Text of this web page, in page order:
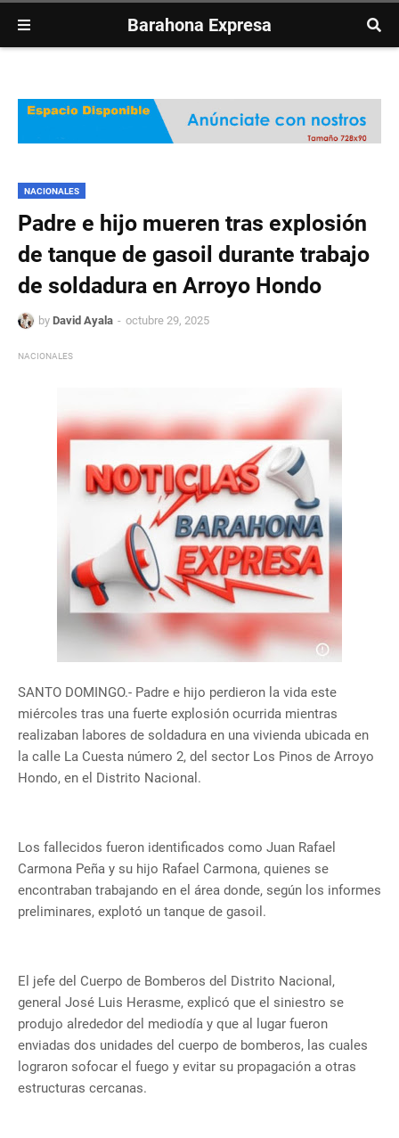
Barahona Expresa
NACIONALES
Padre e hijo mueren tras explosión
de tanque de gasoil durante trabajo
de soldadura en Arroyo Hondo
by David Ayala octubre 29, 2025
NACIONALES
SANTO DOMINGO.- Padre e hijo perdieron la vida este
miércoles tras una fuerte explosión ocurrida mientras
realizaban labores de soldadura en una vivienda ubicada en
la calle La Cuesta número 2, del sector Los Pinos de Arroyo
Hondo, en el Distrito Nacional.
Los fallecidos fueron identificados como Juan Rafael
Carmona Peña y su hijo Rafael Carmona, quienes se
encontraban trabajando en el área donde, según los informes
preliminares, explotó un tanque de gasoil.
El jefe del Cuerpo de Bomberos del Distrito Nacional,
general José Luis Herasme, explicó que el siniestro se
produjo alrededor del mediodía y que al lugar fueron
enviadas dos unidades del cuerpo de bomberos, las cuales
lograron sofocar el fuego y evitar su propagación a otras
estructuras cercanas.